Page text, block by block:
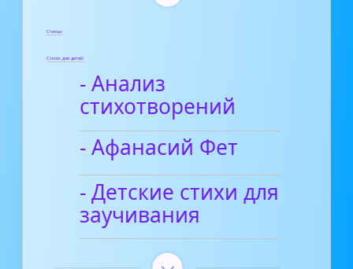
Статьи
Стихи для детей
- Анализ
стихотворений
- Афанасий Фет
- Детские стихи для
заучивания